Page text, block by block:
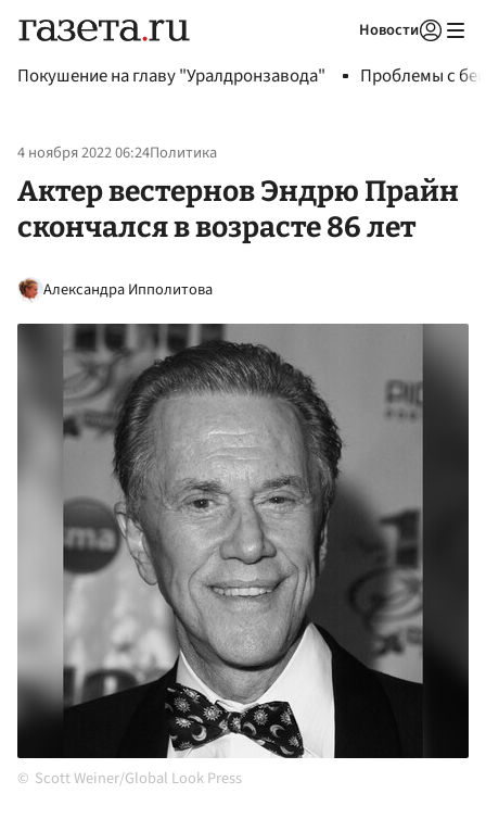
Новости
Покушение на главу "Уралдронзавода" Проблемы с
4 ноября 2022 06:24Политика
Актер вестернов Эндрю Прайн
скончался в возрасте 86 лет
Александра Ипполитова
Scott Weiner/Global Look Press